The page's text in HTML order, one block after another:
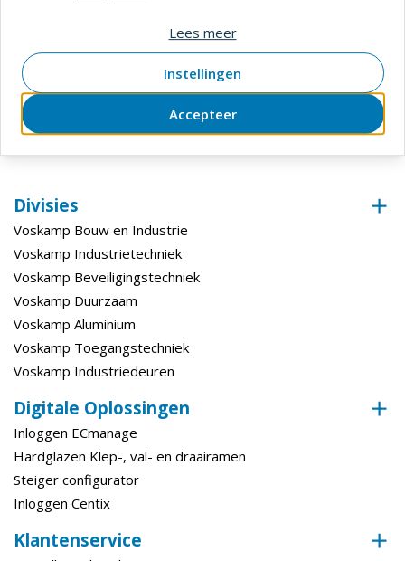
Breedte (Blad) 16 cm
Lengte (Steel)
Gewicht (Kg) 2,22 kg
Divisies
Voskamp Bouw en Industrie
Voskamp Industrietechniek
Voskamp Beveiligingstechniek
Voskamp Duurzaam
Voskamp Aluminium
Voskamp Toegangstechniek
Voskamp Industriedeuren
Digitale Oplossingen
Inloggen ECmanage
Hardglazen Klep-, val- en draairamen
Steiger configurator
Inloggen Centix
Klantenservice
Accepteer
Instellingen
Lees meer